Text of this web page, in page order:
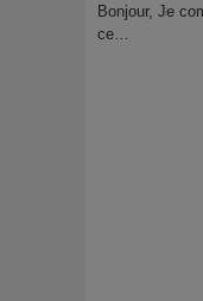
Bonjour, Je
ce…